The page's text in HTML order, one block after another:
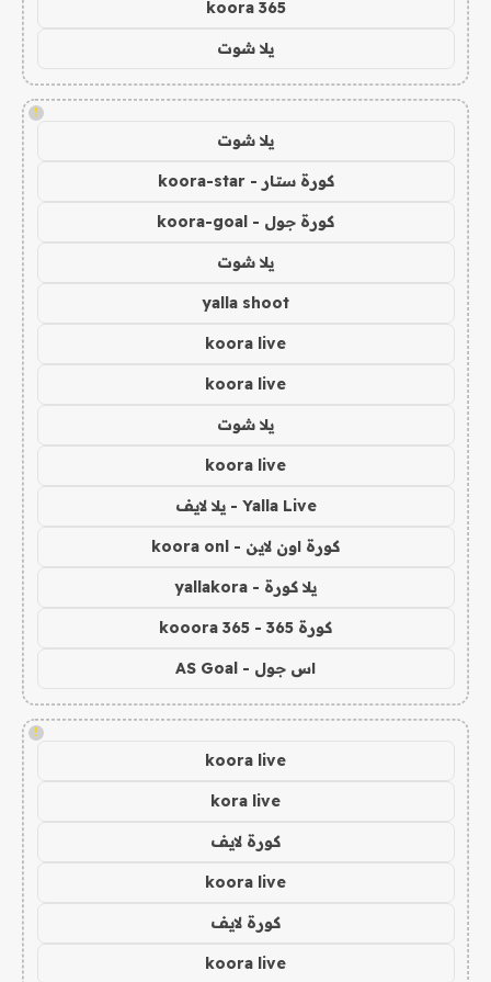
koora 365
يلا شوت
!
يلا شوت
كورة ستار - koora-star
كورة جول - koora-goal
يلا شوت
yalla shoot
koora live
koora live
يلا شوت
koora live
Yalla Live - يلا لايف
كورة اون لاين - koora onl
يلا كورة - yallakora
كورة 365 - kooora 365
اس جول - AS Goal
!
koora live
kora live
كورة لايف
koora live
كورة لايف
koora live